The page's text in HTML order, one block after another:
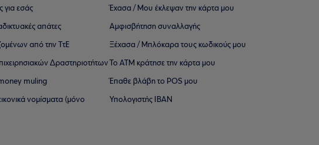
για εσάς
απάτες
από την ΤτΕ
∆ραστηριοτήτων
muling
νομίσματα (μόνο
Έχασα / Μου έκλεψαν την κάρτα μου
Αμφισβήτηση συναλλαγής
Ξέχασα / Μπλόκαρα τους κωδικούς μου
Το ΑΤΜ κράτησε την κάρτα μου
Έπαθε βλάβη το POS μου
Υπολογιστής IBAN